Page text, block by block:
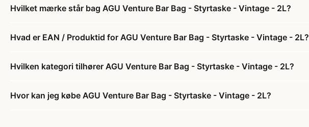
Hvilket mærke står bag AGU Venture Bar Bag - Styrtaske - Vintage - 2L?
Hvad er EAN / Produktid for AGU Venture Bar Bag - Styrtaske - Vintage - 2L?
Hvilken kategori tilhører AGU Venture Bar Bag - Styrtaske - Vintage - 2L?
Hvor kan jeg købe AGU Venture Bar Bag - Styrtaske - Vintage - 2L?